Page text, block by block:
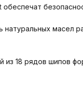
масел
из 18 рядов шипов